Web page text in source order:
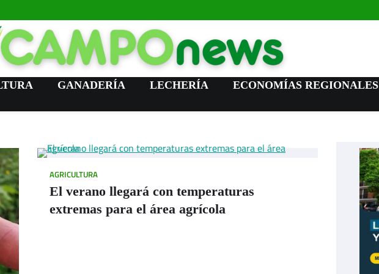
GANADERÍA LECHERÍA ECONOMÍAS REGIONALES
AGRICULTURA
El verano llegará con temperaturas
extremas para el área agrícola